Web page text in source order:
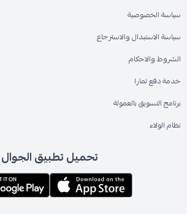
سياسة الخصوصية
سياسة الاستبدال والاسترجاع
الشروط والاحكام
خدمة دفع تمارا
برنامج التسويق بالعمولة
نظام الولاء
تحميل تطبيق الجوال